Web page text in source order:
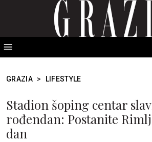
GRAZIA
GRAZIA > LIFESTYLE
Stadion šoping centar
rođendan: Postanite
dan